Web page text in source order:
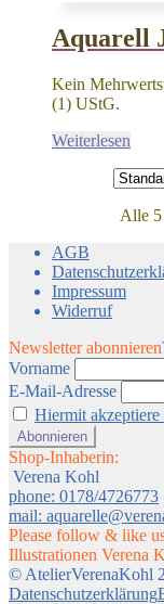
Aquarell
Kein
(1) UStG.
Weiterlesen
Alle 5
AGB
Impressum
Widerruf
Newsletter abonnieren
Vorname
E-Mail-Adresse
Hiermit akzeptiere
Shop-Inhaberin:
Verena Kohl
phone: 0178/4726773
mail:
Please follow & like
Illustrationen Verena
© AtelierVerenaKohl
Datenschutzerklärung